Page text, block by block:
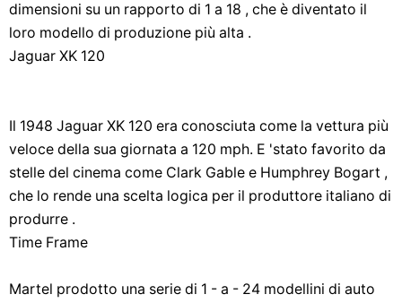
dimensioni su un rapporto di 1 a 18 , che è diventato il
loro modello di produzione più alta .
Jaguar XK 120
Il 1948 Jaguar XK 120 era conosciuta come la vettura più
veloce della sua giornata a 120 mph. E 'stato favorito da
stelle del cinema come Clark Gable e Humphrey Bogart ,
che lo rende una scelta logica per il produttore italiano di
produrre .
Time Frame
Martel prodotto una serie di 1 - a - 24 modellini di auto